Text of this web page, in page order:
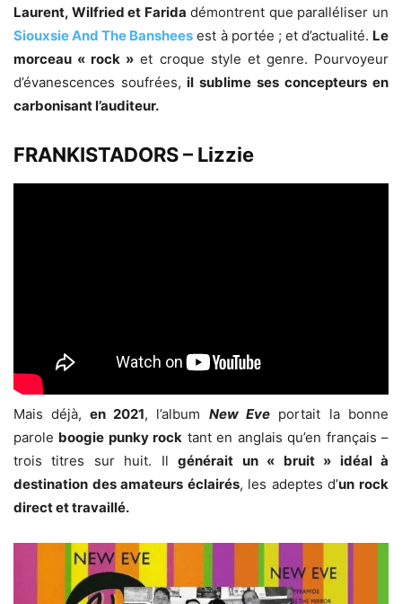
Laurent, Wilfried et Farida démontrent que paralléliser un
Siouxsie And The Banshees est à portée ; et d’actualité. Le
morceau « rock » et croque style et genre. Pourvoyeur
d’évanescences soufrées, il sublime ses concepteurs en
carbonisant l’auditeur.
FRANKISTADORS – Lizzie
Mais déjà, en 2021, l’album New Eve portait la bonne
parole boogie punky rock tant en anglais qu’en français –
trois titres sur huit. Ilgénérait un « bruit » idéal à
destination des amateurs éclairés, les adeptes d’un rock
direct et travaillé.